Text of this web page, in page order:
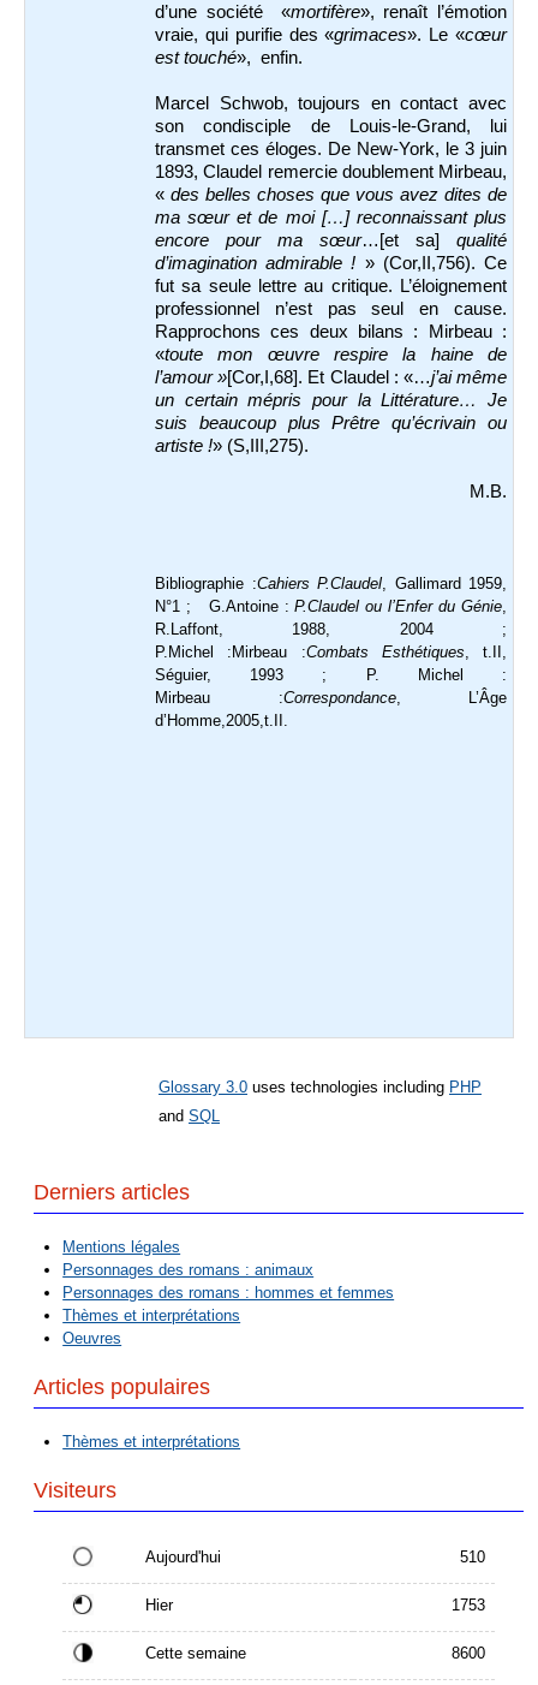
d’une société «mortifère», renaît l’émotion
vraie, qui purifie des «grimaces». Le «cœur
est touché», enfin.
Marcel Schwob, toujours en contact avec
son condisciple de Louis-le-Grand, lui
transmet ces éloges. De New-York, le 3 juin
1893, Claudel remercie doublement Mirbeau,
« des belles choses que vous avez dites de
ma sœur et de moi […] reconnaissant plus
encore pour ma sœur…[et sa] qualité
d’imagination admirable ! » (Cor,II,756). Ce
fut sa seule lettre au critique. L’éloignement
professionnel n’est pas seul en cause.
Rapprochons ces deux bilans : Mirbeau :
«toute mon œuvre respire la haine de
l’amour »[Cor,I,68]. Et Claudel : «…j’ai même
un certain mépris pour la Littérature… Je
suis beaucoup plus Prêtre qu’écrivain ou
artiste !» (S,III,275).
M.B.
Bibliographie :Cahiers P.Claudel, Gallimard 1959,
N°1 ; G.Antoine :P.Claudel ou l’Enfer du Génie,
R.Laffont, 1988, 2004 ;
P.Michel :Mirbeau :Combats Esthétiques, t.II,
Séguier, 1993 ; P. Michel :
Mirbeau :Correspondance, L’Âge
d’Homme,2005,t.II.
Glossary 3.0 uses technologies including PHP
and SQL
Derniers articles
Mentions légales
Personnages des romans : animaux
Personnages des romans : hommes et femmes
Thèmes et interprétations
Oeuvres
Articles populaires
Thèmes et interprétations
Visiteurs
Aujourd'hui 510
Hier 1753
Cette semaine 8600